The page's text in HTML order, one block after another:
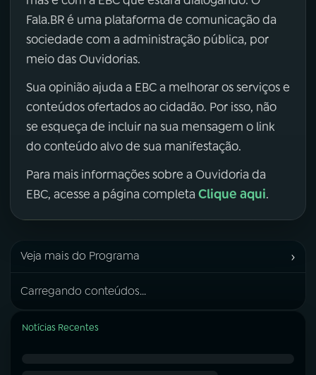
Fala.BR é uma plataforma de comunicação da
sociedade com a administração pública, por
meio das Ouvidorias.
Sua opinião ajuda a EBC a melhorar os serviços e
conteúdos ofertados ao cidadão. Por isso, não
se esqueça de incluir na sua mensagem o link
do conteúdo alvo de sua manifestação.
Para mais informações sobre a Ouvidoria da
EBC, acesse a página completa Clique aqui.
Veja mais do Programa ›
Carregando conteúdos...
Notícias Recentes